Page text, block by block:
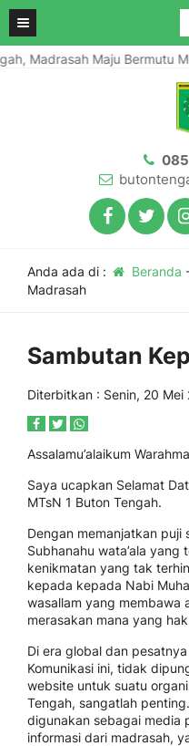
Madrasah Maju Bermutu
Anda ada di : Beranda
Madrasah
Sambutan
Diterbitkan : Senin, 20 Mei
Assalamu’alaikum
Saya ucapkan Selamat
MTsN 1 Buton Tengah.
Dengan memanjatkan puji
Subhanahu wata’ala
kenikmatan yang tak
kepada kepada Nabi
wasallam yang membawa
merasakan mana yang
Di era global dan
Komunikasi ini, tidak
website untuk suatu
Tengah, sangatlah
digunakan sebagai media
informasi dari madrasah,